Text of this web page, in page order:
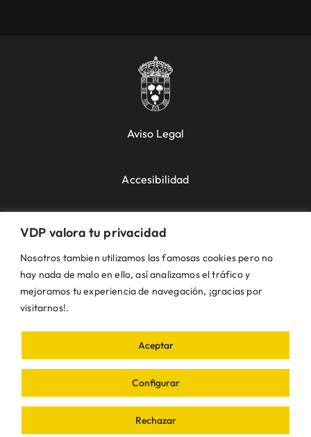
VDP valora tu privacidad
Nosotros tambien utilizamos las famosas cookies pero no
hay nada de malo en ello, así analizamos el tráfico y
mejoramos tu experiencia de navegación, ¡gracias por
visitarnos!.
Configurar
Rechazar
Aceptar
Aviso Legal
Accesibilidad
Política de Cookies
Política de Privacidad
© VDP 2000 - 2026 •Ayuntamiento de Villanueva
Villanueva de Perales | Madrid • Todos los
derechos reservados • Diseñado con ❤ poriDEA